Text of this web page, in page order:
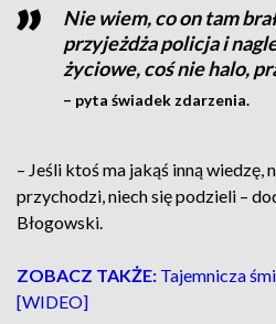
Nie wiem, co on tam
przyjeżdża policja i
życiowe, coś nie halo,
– pyta świadek zdarzenia.
– Jeśli ktoś ma jakąś inną wiedzę,
przychodzi, niech się podzieli –
Błogowski.
ZOBACZ TAKŻE: Tajemnicza
[WIDEO]